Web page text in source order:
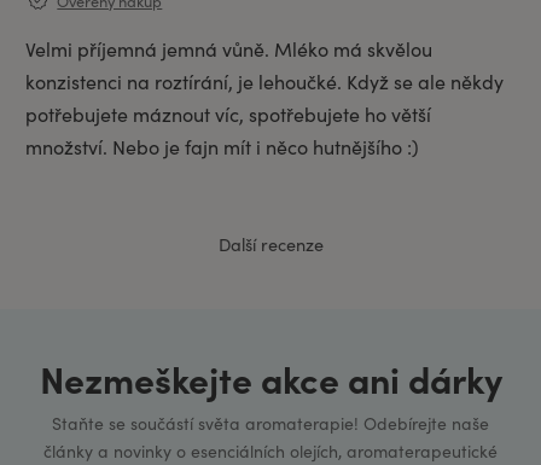
Velmi příjemná jemná vůně. Mléko má skvělou
konzistenci na roztírání, je lehoučké. Když se ale někdy
potřebujete máznout víc, spotřebujete ho větší
množství. Nebo je fajn mít i něco hutnějšího :)
Další recenze
Nezmeškejte akce ani dárky
Staňte se součástí světa aromaterapie! Odebírejte naše
články a novinky o esenciálních olejích, aromaterapeutické